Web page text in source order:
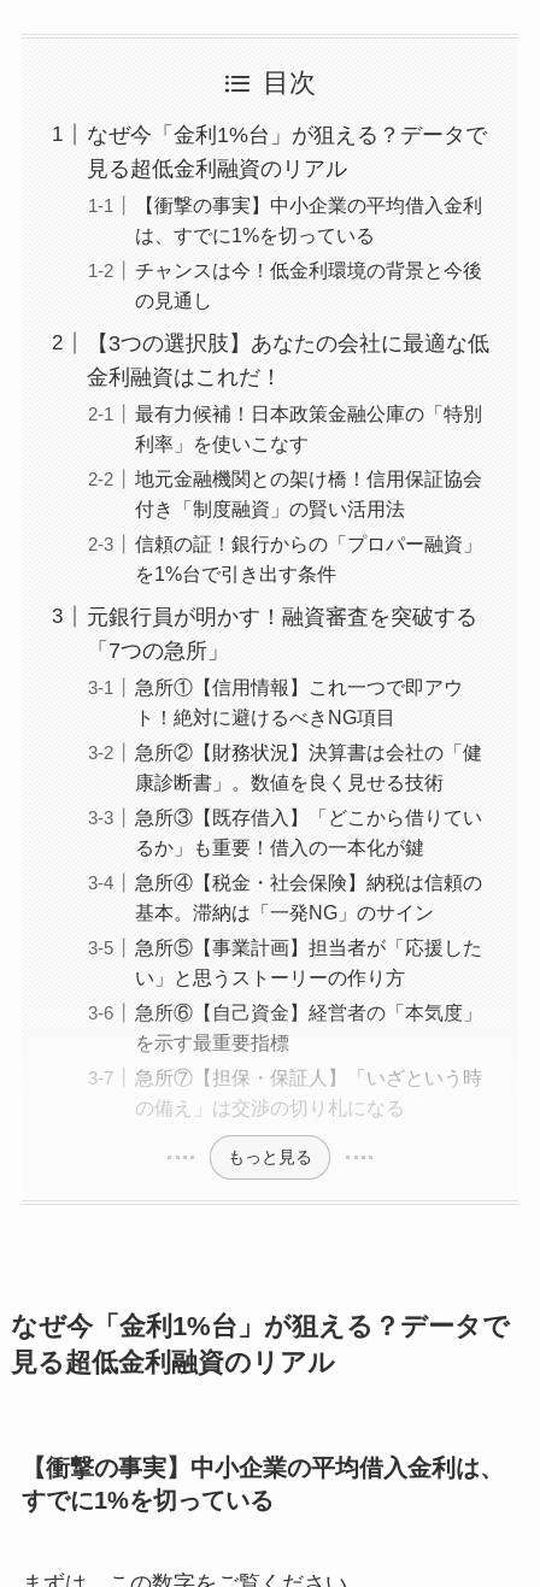
目次
なぜ今「金利1%台」が狙える？データで
見る超低金利融資のリアル
【衝撃の事実】中小企業の平均借入金利
は、すでに1%を切っている
チャンスは今！低金利環境の背景と今後
の見通し
【3つの選択肢】あなたの会社に最適な低
金利融資はこれだ！
最有力候補！日本政策金融公庫の「特別
利率」を使いこなす
地元金融機関との架け橋！信用保証協会
付き「制度融資」の賢い活用法
信頼の証！銀行からの「プロパー融資」
を1%台で引き出す条件
元銀行員が明かす！融資審査を突破する
「7つの急所」
急所①【信用情報】これ一つで即アウ
ト！絶対に避けるべきNG項目
急所②【財務状況】決算書は会社の「健
康診断書」。数値を良く見せる技術
急所③【既存借入】「どこから借りてい
るか」も重要！借入の一本化が鍵
急所④【税金・社会保険】納税は信頼の
基本。滞納は「一発NG」のサイン
急所⑤【事業計画】担当者が「応援した
い」と思うストーリーの作り方
急所⑥【自己資金】経営者の「本気度」
を示す最重要指標
急所⑦【担保・保証人】「いざという時
の備え」は交渉の切り札になる
もっと見る
なぜ今「金利1%台」が狙える？データで
見る超低金利融資のリアル
【衝撃の事実】中小企業の平均借入金利は、
すでに1%を切っている